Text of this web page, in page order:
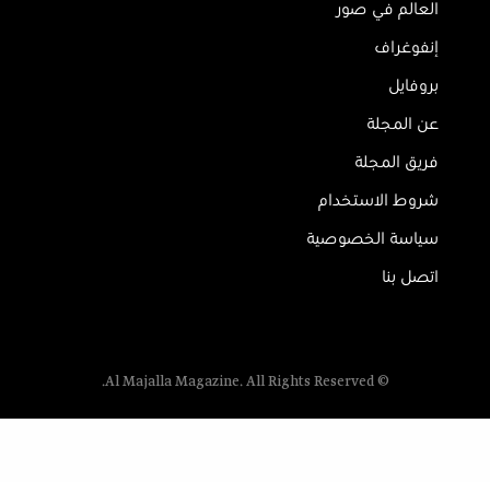
العالم في صور
إنفوغراف
بروفايل
عن المجلة
فريق المجلة
شروط الاستخدام
سياسة الخصوصية
اتصل بنا
© Al Majalla Magazine. All Rights Reserved.